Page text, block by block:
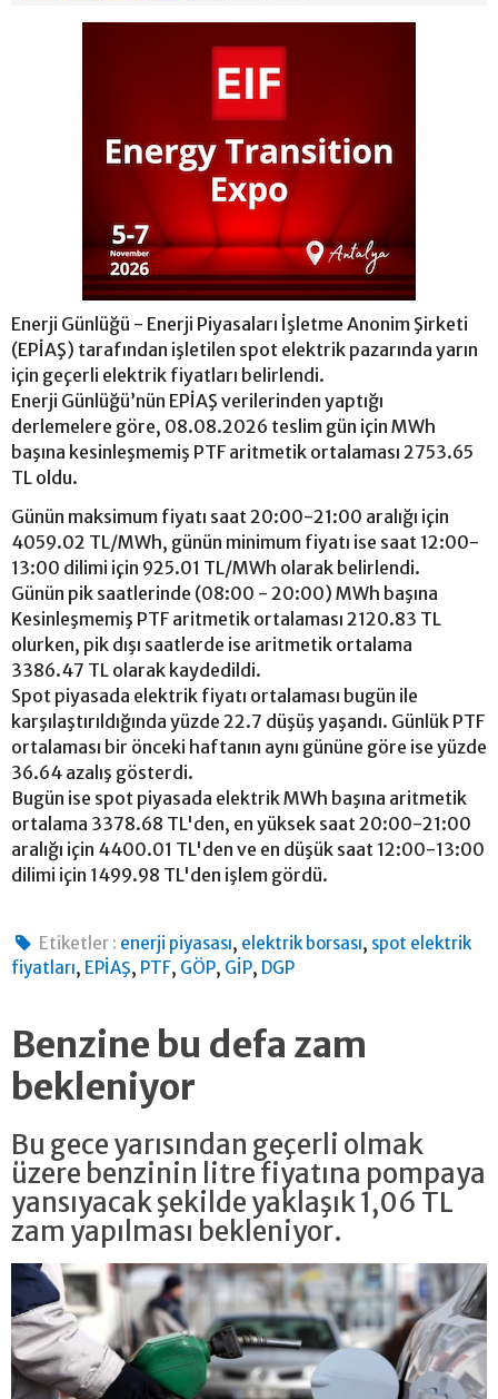
Enerji Günlüğü - Enerji Piyasaları İşletme Anonim Şirketi
(EPİAŞ) tarafından işletilen spot elektrik pazarında yarın
için geçerli elektrik fiyatları belirlendi.
Enerji Günlüğü’nün EPİAŞ verilerinden yaptığı
derlemelere göre, 08.08.2026 teslim gün için MWh
başına kesinleşmemiş PTF aritmetik ortalaması 2753.65
TL oldu.
Günün maksimum fiyatı saat 20:00-21:00 aralığı için
4059.02 TL/MWh, günün minimum fiyatı ise saat 12:00-
13:00 dilimi için 925.01 TL/MWh olarak belirlendi.
Günün pik saatlerinde (08:00 - 20:00) MWh başına
Kesinleşmemiş PTF aritmetik ortalaması 2120.83 TL
olurken, pik dışı saatlerde ise aritmetik ortalama
3386.47 TL olarak kaydedildi.
Spot piyasada elektrik fiyatı ortalaması bugün ile
karşılaştırıldığında yüzde 22.7 düşüş yaşandı. Günlük PTF
ortalaması bir önceki haftanın aynı gününe göre ise yüzde
36.64 azalış gösterdi.
Bugün ise spot piyasada elektrik MWh başına aritmetik
ortalama 3378.68 TL'den, en yüksek saat 20:00-21:00
aralığı için 4400.01 TL'den ve en düşük saat 12:00-13:00
dilimi için 1499.98 TL'den işlem gördü.
Etiketler : enerji piyasası, elektrik borsası, spot elektrik
fiyatları, EPİAŞ, PTF, GÖP, GİP, DGP
Benzine bu defa zam
bekleniyor
Bu gece yarısından geçerli olmak
üzere benzinin litre fiyatına pompaya
yansıyacak şekilde yaklaşık 1,06 TL
zam yapılması bekleniyor.